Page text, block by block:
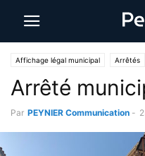
Affichage légal municipal Arrêtés
Arrêté
Par PEYNIER Communication -